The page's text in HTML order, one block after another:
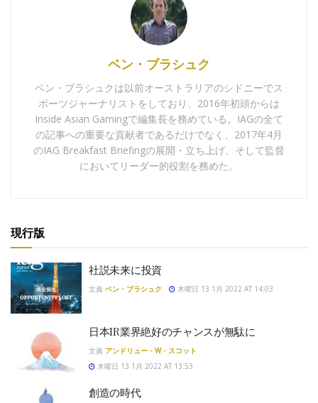
ベン・ブラシュク
ベン・ブラシュクは以前オーストラリアのシドニーでス
ポーツジャーナリストをしており、2016年初頭からは
Inside Asian Gamingで編集長を務めている。IAGの全て
の記事への重要な貢献者であるだけでなく、2017年4月
のIAG Breakfast Briefingの展開・立ち上げ、そして監督
においてリーダー的役割を務めた。
現行版
社説未来に投資
文責 ベン・ブラシュク 木曜日 13 1月 2022 AT 14:03
日本IR業界絶好のチャンスが無駄に
文責 アンドリュー・W・スコット
木曜日 13 1月 2022 AT 13:53
創造の時代